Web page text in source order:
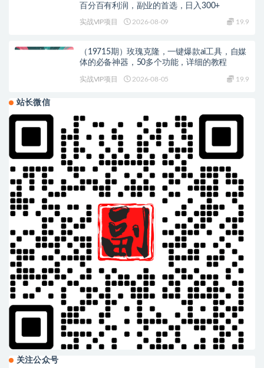
百分百有利润，副业的首选，日入300+
实战VIP项目 2026-08-09 19.9
（19715期）玫瑰克隆，一键爆款ai工具，自媒
体的必备神器，50多个功能，详细的教程
实战VIP项目 2026-08-05 19.9
站长微信
关注公众号